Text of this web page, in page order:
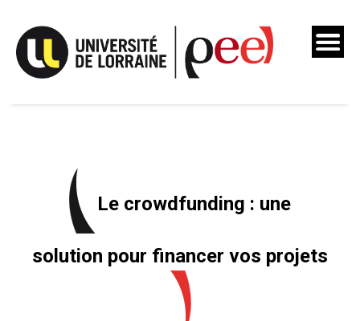
content
Le crowdfunding : une
solution pour financer vos projets